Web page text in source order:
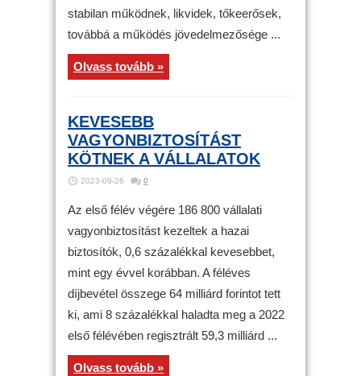
stabilan működnek, likvidek, tőkeerősek,
továbbá a működés jövedelmezősége ...
Olvass tovább »
KEVESEBB
VAGYONBIZTOSÍTÁST
KÖTNEK A VÁLLALATOK
2023-09-26 0
Az első félév végére 186 800 vállalati
vagyonbiztosítást kezeltek a hazai
biztosítók, 0,6 százalékkal kevesebbet,
mint egy évvel korábban. A féléves
díjbevétel összege 64 milliárd forintot tett
ki, ami 8 százalékkal haladta meg a 2022
első félévében regisztrált 59,3 milliárd ...
Olvass tovább »